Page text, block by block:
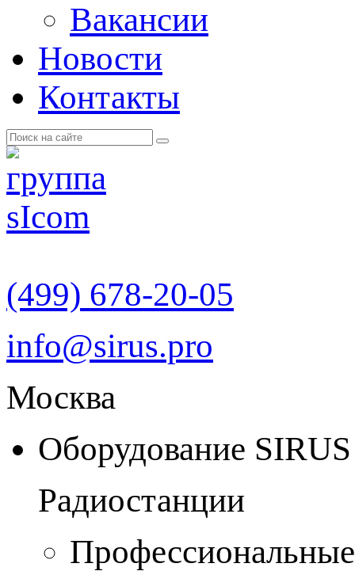
Вакансии
Новости
Контакты
(499) 678-20-05
info@sirus.pro
Москва
Оборудование SIRUS
Радиостанции